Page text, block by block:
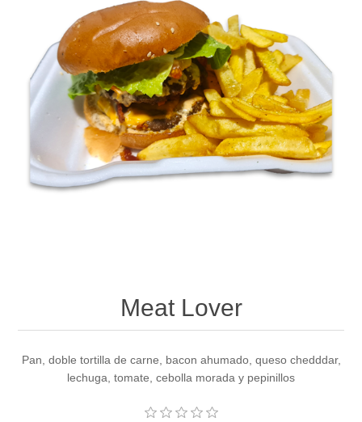
Meat Lover
Pan, doble tortilla de carne, bacon ahumado, queso chedddar,
lechuga, tomate, cebolla morada y pepinillos